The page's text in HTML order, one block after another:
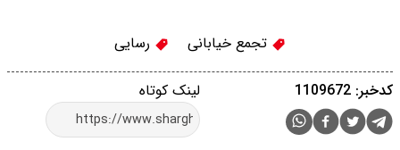
تجمع خیابانی رسایی
لینک کوتاه کدخبر: 1109672